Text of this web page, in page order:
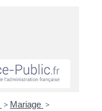
> Mariage >